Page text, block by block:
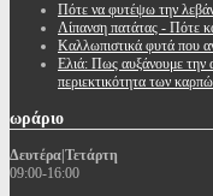
Πότε να φυτέψω την
Λίπανση πατάτας - Πότε
Καλλωπιστικά φυτά που
Ελιά: Πως αυξάνουμε την
περιεκτικότητα των
ωράριο
Δευτέρα|Τετάρτη
09:00-16:00